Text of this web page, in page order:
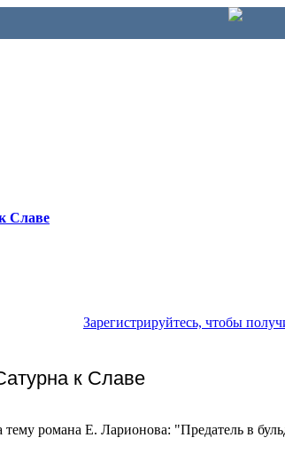
Славе
Зарегистрируйтесь, чтобы
к Славе
романа Е. Ларионова: "Предатель в